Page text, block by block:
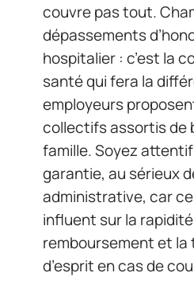
couvre pas tout.
dépassements
hospitalier : c’est la
santé qui fera la
employeurs
collectifs assortis de
famille. Soyez
garantie, au sérieux
administrative, car
influent sur la rapidité
remboursement et la
d’esprit en cas de